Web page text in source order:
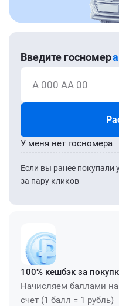
Введите госномер
А 000 АА 00
Если вы ранее покупали
за пару кликов
У меня нет госномера
100% кешбэк за
Начисляем баллами на
счет (1 балл = 1 рубль)